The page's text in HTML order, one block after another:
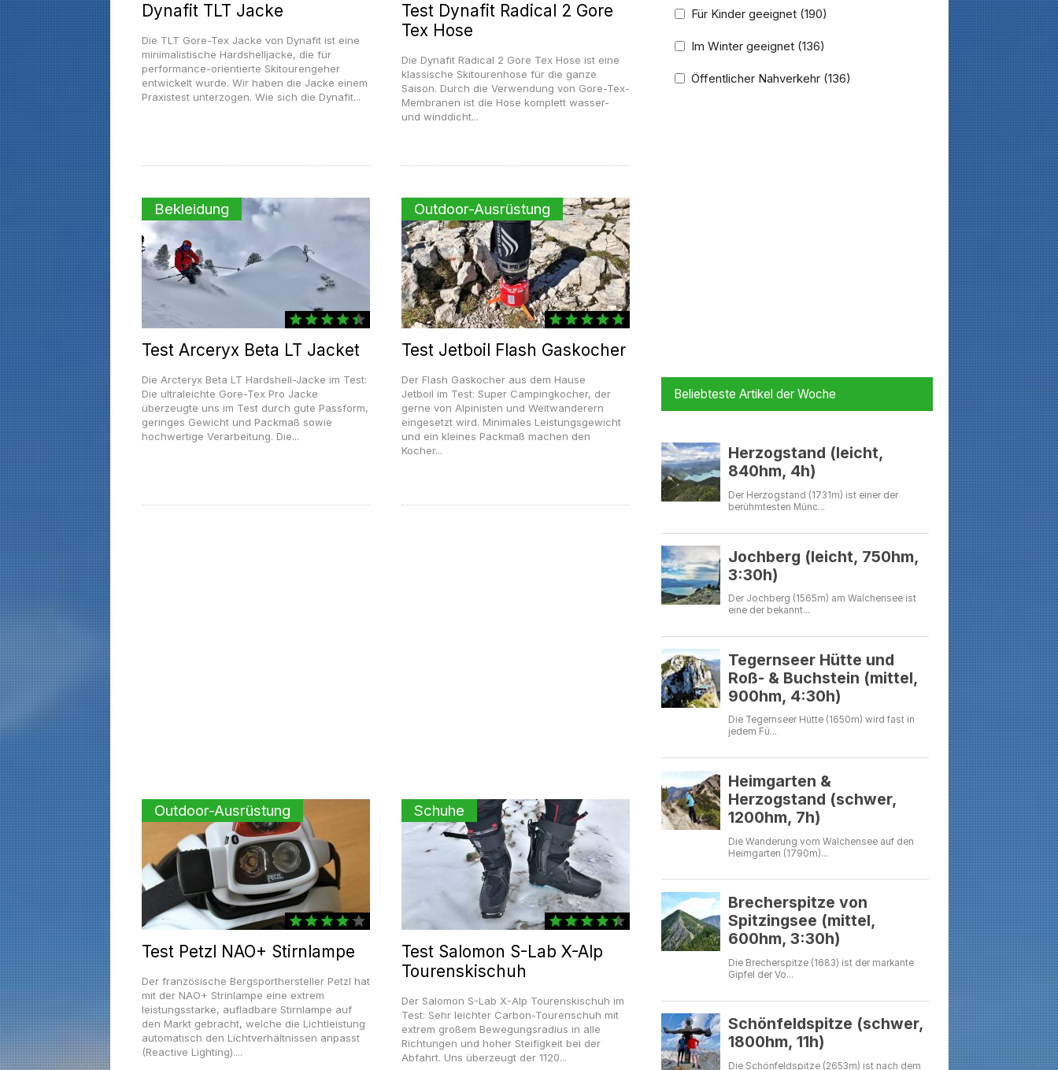
Dynafit TLT Jacke
Die TLT Gore-Tex Jacke von Dynafit ist eine
minimalistische Hardshelljacke, die für
performance-orientierte Skitourengeher
entwickelt wurde. Wir haben die Jacke einem
Praxistest unterzogen. Wie sich die Dynafit...
Test Dynafit Radical 2 Gore
Tex Hose
Die Dynafit Radical 2 Gore Tex Hose ist eine
klassische Skitourenhose für die ganze
Saison. Durch die Verwendung von Gore-Tex-
Membranen ist die Hose komplett wasser-
und winddicht...
Bekleidung
Test Arceryx Beta LT Jacket
Die Arcteryx Beta LT Hardshell-Jacke im Test:
Die ultraleichte Gore-Tex Pro Jacke
überzeugte uns im Test durch gute Passform,
geringes Gewicht und Packmaß sowie
hochwertige Verarbeitung. Die...
Outdoor-Ausrüstung
Test Jetboil Flash Gaskocher
Der Flash Gaskocher aus dem Hause
Jetboil im Test: Super Campingkocher, der
gerne von Alpinisten und Weitwanderern
eingesetzt wird. Minimales Leistungsgewicht
und ein kleines Packmaß machen den
Kocher...
Outdoor-Ausrüstung
Test Petzl NAO+ Stirnlampe
Der französische Bergsporthersteller Petzl hat
mit der NAO+ Strinlampe eine extrem
leistungsstarke, aufladbare Stirnlampe auf
den Markt gebracht, welche die Lichtleistung
automatisch den Lichtverhältnissen anpasst
(Reactive Lighting)....
Schuhe
Test Salomon S-Lab X-Alp
Tourenskischuh
Der Salomon S-Lab X-Alp Tourenskischuh im
Test: Sehr leichter Carbon-Tourenschuh mit
extrem großem Bewegungsradius in alle
Richtungen und hoher Steifigkeit bei der
Abfahrt. Uns überzeugt der 1120...
Für Kinder geeignet (190)
Im Winter geeignet (136)
Öffentlicher Nahverkehr (136)
Beliebteste Artikel der Woche